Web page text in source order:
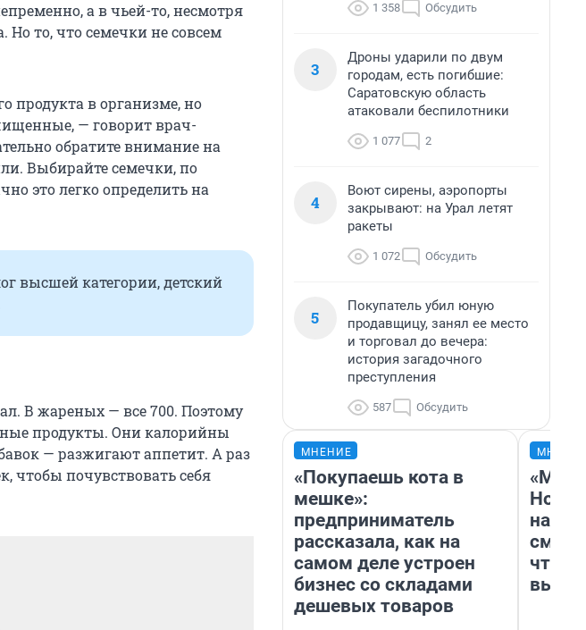
а в чьей-то, несмотря
Но то, что семечки не совсем
продукта в организме, но
— говорит врач-
обратите внимание на
Выбирайте семечки, по
это легко определить на
высшей категории, детский
В жареных — все 700. Поэтому
продукты. Они калорийны
— разжигают аппетит. А раз
чтобы почувствовать себя
1 358 Обсудить
3
Дроны ударили по двум
городам, есть погибшие:
Саратовскую область
атаковали беспилотники
1 077 2
4
Воют сирены, аэропорты
закрывают: на Урал летят
ракеты
1 072 Обсудить
5
Покупатель убил юную
продавщицу, занял ее место
и торговал до вечера:
история загадочного
преступления
587 Обсудить
МНЕНИЕ
«Покупаешь кота в
мешке»:
предприниматель
рассказала, как на
самом деле устроен
бизнес со складами
дешевых товаров
«Мы